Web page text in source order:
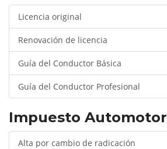
Licencia original
Renovación de licencia
Guía del Conductor Básica
Guía del Conductor Profesional
Impuesto Automotor
Alta por cambio de radicación